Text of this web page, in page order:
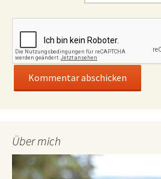
Über mich